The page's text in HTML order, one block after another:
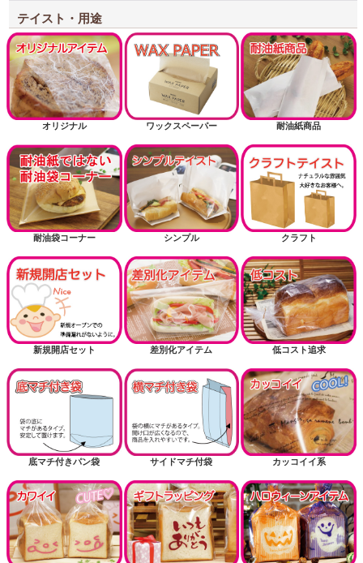
テイスト・用途
オリジナル ワックスペーパー 耐油紙商品
耐油袋コーナー シンプル クラフト
新規開店セット 差別化アイテム 低コスト追求
底マチ付きパン袋 サイドマチ付袋 カッコイイ系